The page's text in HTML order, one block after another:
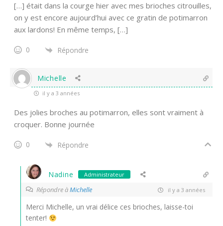
[…] était dans la courge hier avec mes brioches citrouilles,
on y est encore aujourd’hui avec ce gratin de potimarron
aux lardons! En même temps, […]
0 Répondre
Michelle
il y a 3 années
Des jolies broches au potimarron, elles sont vraiment à
croquer. Bonne journée
0 Répondre
Nadine Administrateur
Répondre àMichelle il y a 3 années
Merci Michelle, un vrai délice ces brioches, laisse-toi
tenter!